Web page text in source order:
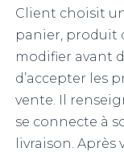
Client choisit
panier, produit
modifier avant
d’accepter les
vente. Il
se connecte à
livraison.